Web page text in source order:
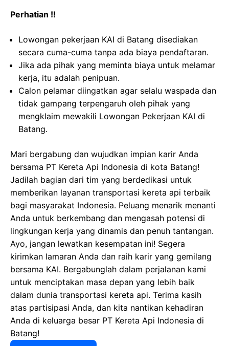
Perhatian !!
Lowongan pekerjaan KAI di Batang disediakan
secara cuma-cuma tanpa ada biaya pendaftaran.
Jika ada pihak yang meminta biaya untuk melamar
kerja, itu adalah penipuan.
Calon pelamar diingatkan agar selalu waspada dan
tidak gampang terpengaruh oleh pihak yang
mengklaim mewakili Lowongan Pekerjaan KAI di
Batang.
Mari bergabung dan wujudkan impian karir Anda
bersama PT Kereta Api Indonesia di kota Batang!
Jadilah bagian dari tim yang berdedikasi untuk
memberikan layanan transportasi kereta api terbaik
bagi masyarakat Indonesia. Peluang menarik menanti
Anda untuk berkembang dan mengasah potensi di
lingkungan kerja yang dinamis dan penuh tantangan.
Ayo, jangan lewatkan kesempatan ini! Segera
kirimkan lamaran Anda dan raih karir yang gemilang
bersama KAI. Bergabunglah dalam perjalanan kami
untuk menciptakan masa depan yang lebih baik
dalam dunia transportasi kereta api. Terima kasih
atas partisipasi Anda, dan kita nantikan kehadiran
Anda di keluarga besar PT Kereta Api Indonesia di
Batang!